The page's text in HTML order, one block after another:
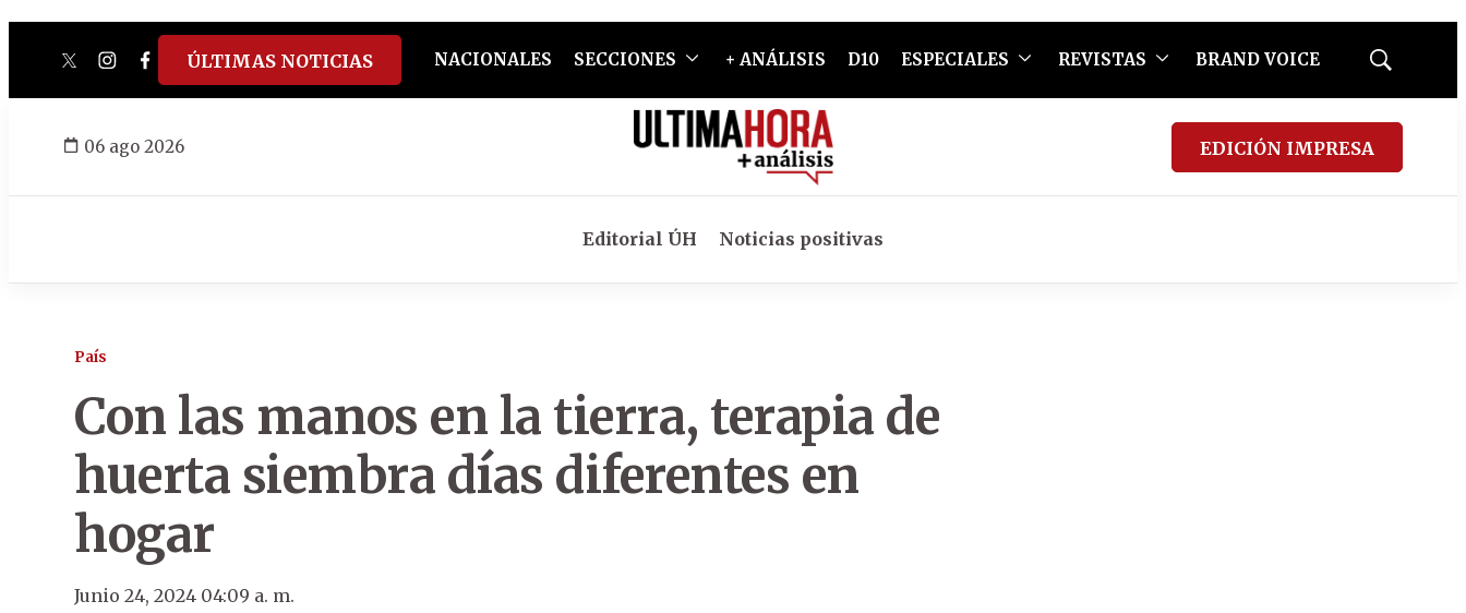
twitterinstagram
facebook
tiktokyoutube
spotify
ÚLTIMAS NOTICIAS NACIONALES SECCIONES + ANÁLISIS D10 ESPECIALES REVISTAS BRAND VOICE
Mostrar
06 ago 2026 EDICIÓN IMPRESA
Editorial ÚH Noticias positivas
País
Con las manos en la tierra, terapia de
huerta siembra días diferentes en
hogar
Junio 24, 2024 04:09 a. m.